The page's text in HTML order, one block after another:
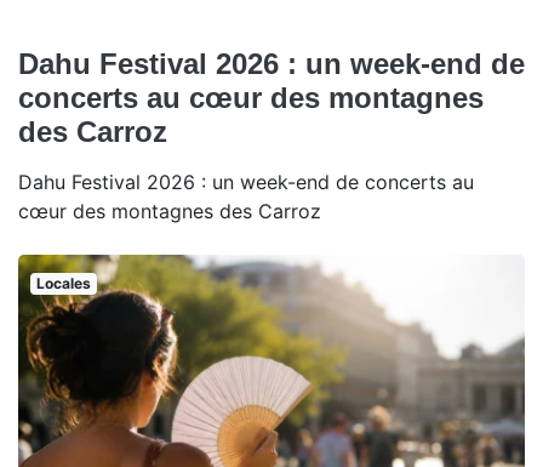
Dahu Festival 2026 : un week-end de
concerts au cœur des montagnes
des Carroz
Dahu Festival 2026 : un week-end de concerts au
cœur des montagnes des Carroz
Locales